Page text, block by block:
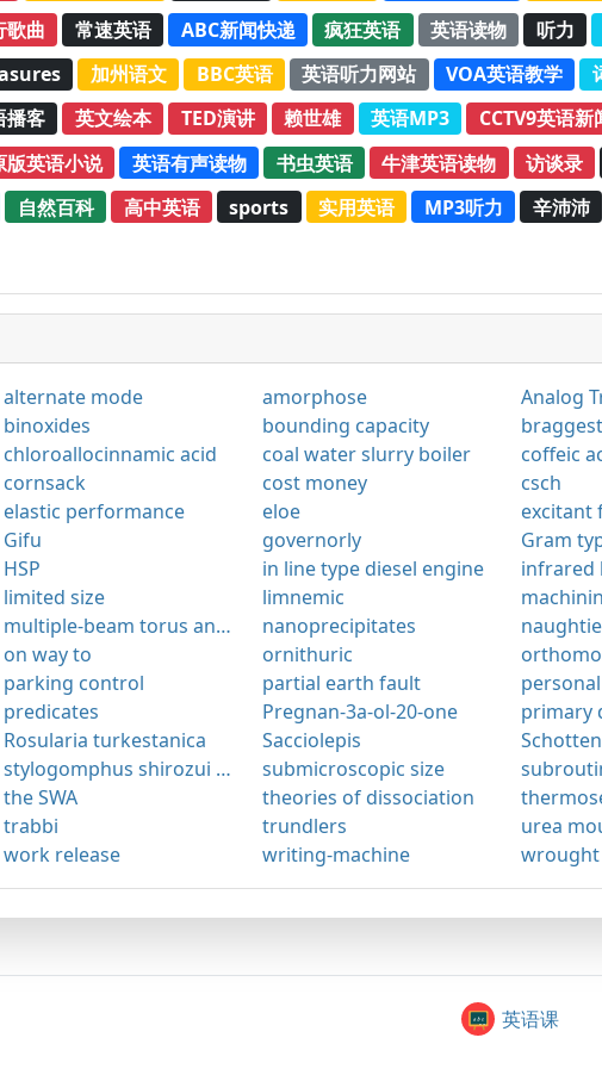
歌曲 常速英语 ABC新闻快递 疯狂英语 英语读物 听力
加州语文 BBC英语 英语听力网站 VOA英语教学
播客 英文绘本 TED演讲 赖世雄 英语MP3 CCTV9英语新
版英语小说 英语有声读物 书虫英语 牛津英语读物 访谈录
自然百科 高中英语 sports 实用英语 MP3听力 辛沛沛
alternate mode amorphose Analog
binoxides bounding capacity braggest
chloroallocinnamic acid coal water slurry boiler coffeic
cornsack cost money csch
elastic performance eloe excitant
Gifu governorly Gram
HSP in line type diesel engine infrared
limited size limnemic
multiple-beam torus antenna nanoprecipitates
on way to ornithuric
parking control partial earth fault
predicates Pregnan-3a-ol-20-one primary
Rosularia turkestanica Sacciolepis
stylogomphus shirozui shirozui submicroscopic size
the SWA theories of dissociation
trabbi trundlers urea
work release writing-machine
英语课